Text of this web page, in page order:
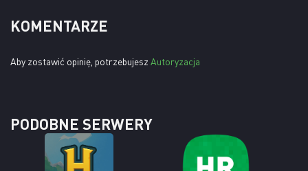
KOMENTARZE
Aby zostawić opinię, potrzebujesz Autoryzacja
PODOBNE SERWERY